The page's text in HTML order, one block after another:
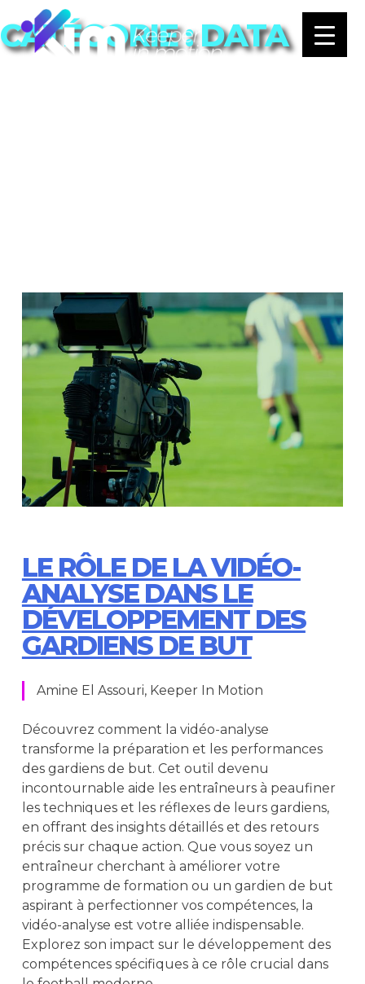
CATÉGORIE :DATA
LE RÔLE DE LA VIDÉO-
ANALYSE DANS LE
DÉVELOPPEMENT DES
GARDIENS DE BUT
Amine El Assouri, Keeper In Motion
Découvrez comment la vidéo-analyse
transforme la préparation et les performances
des gardiens de but. Cet outil devenu
incontournable aide les entraîneurs à peaufiner
les techniques et les réflexes de leurs gardiens,
en offrant des insights détaillés et des retours
précis sur chaque action. Que vous soyez un
entraîneur cherchant à améliorer votre
programme de formation ou un gardien de but
aspirant à perfectionner vos compétences, la
vidéo-analyse est votre alliée indispensable.
Explorez son impact sur le développement des
compétences spécifiques à ce rôle crucial dans